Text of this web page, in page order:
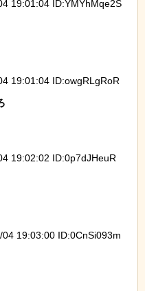
19:01:04 ID:YMYhMqe2S
19:01:04 ID:owgRLgRoR
19:02:02 ID:0p7dJHeuR
19:03:00 ID:0CnSi093m